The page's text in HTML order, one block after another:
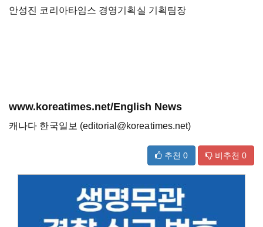
안성진 코리아타임스 경영기획실 기획팀장
www.koreatimes.net/English News
캐나다 한국일보 (editorial@koreatimes.net)
추천 0 비추천 0